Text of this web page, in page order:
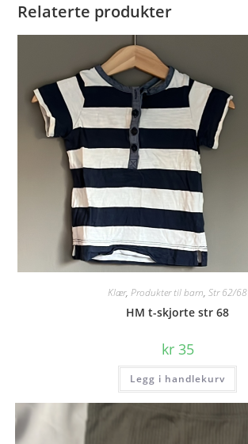
Relaterte produkter
Klær, Produkter til barn, Str 62/68
HM t-skjorte str 68
kr35
Legg i handlekurv